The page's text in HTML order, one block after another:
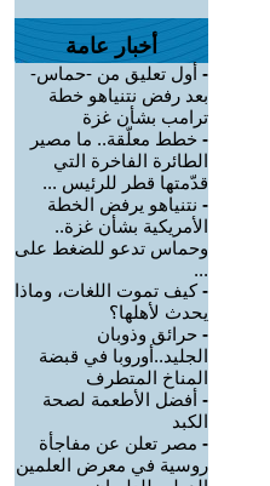
أخبار عامة
- أول تعليق من -حماس-
بعد رفض نتنياهو خطة
ترامب بشأن غزة
- خطط معلّقة.. ما مصير
الطائرة الفاخرة التي
قدّمتها قطر للرئيس ...
- نتنياهو يرفض الخطة
الأمريكية بشأن غزة..
وحماس تدعو للضغط على
...
-كيف تموت اللغات، وماذا
يحدث لأهلها؟
- حرائق وذوبان
الجليد..أوروبا في قبضة
المناخ المتطرف
- أفضل الأطعمة لصحة
الكبد
- مصر تعلن عن مفاجأة
روسية في معرض العلمين